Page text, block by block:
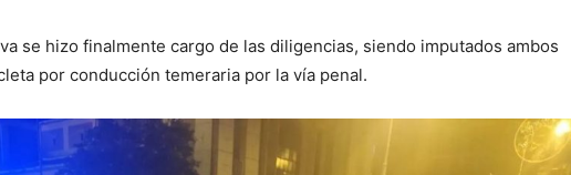
se hizo finalmente cargo de las diligencias, siendo imputados ambos
por conducción temeraria por la vía penal.